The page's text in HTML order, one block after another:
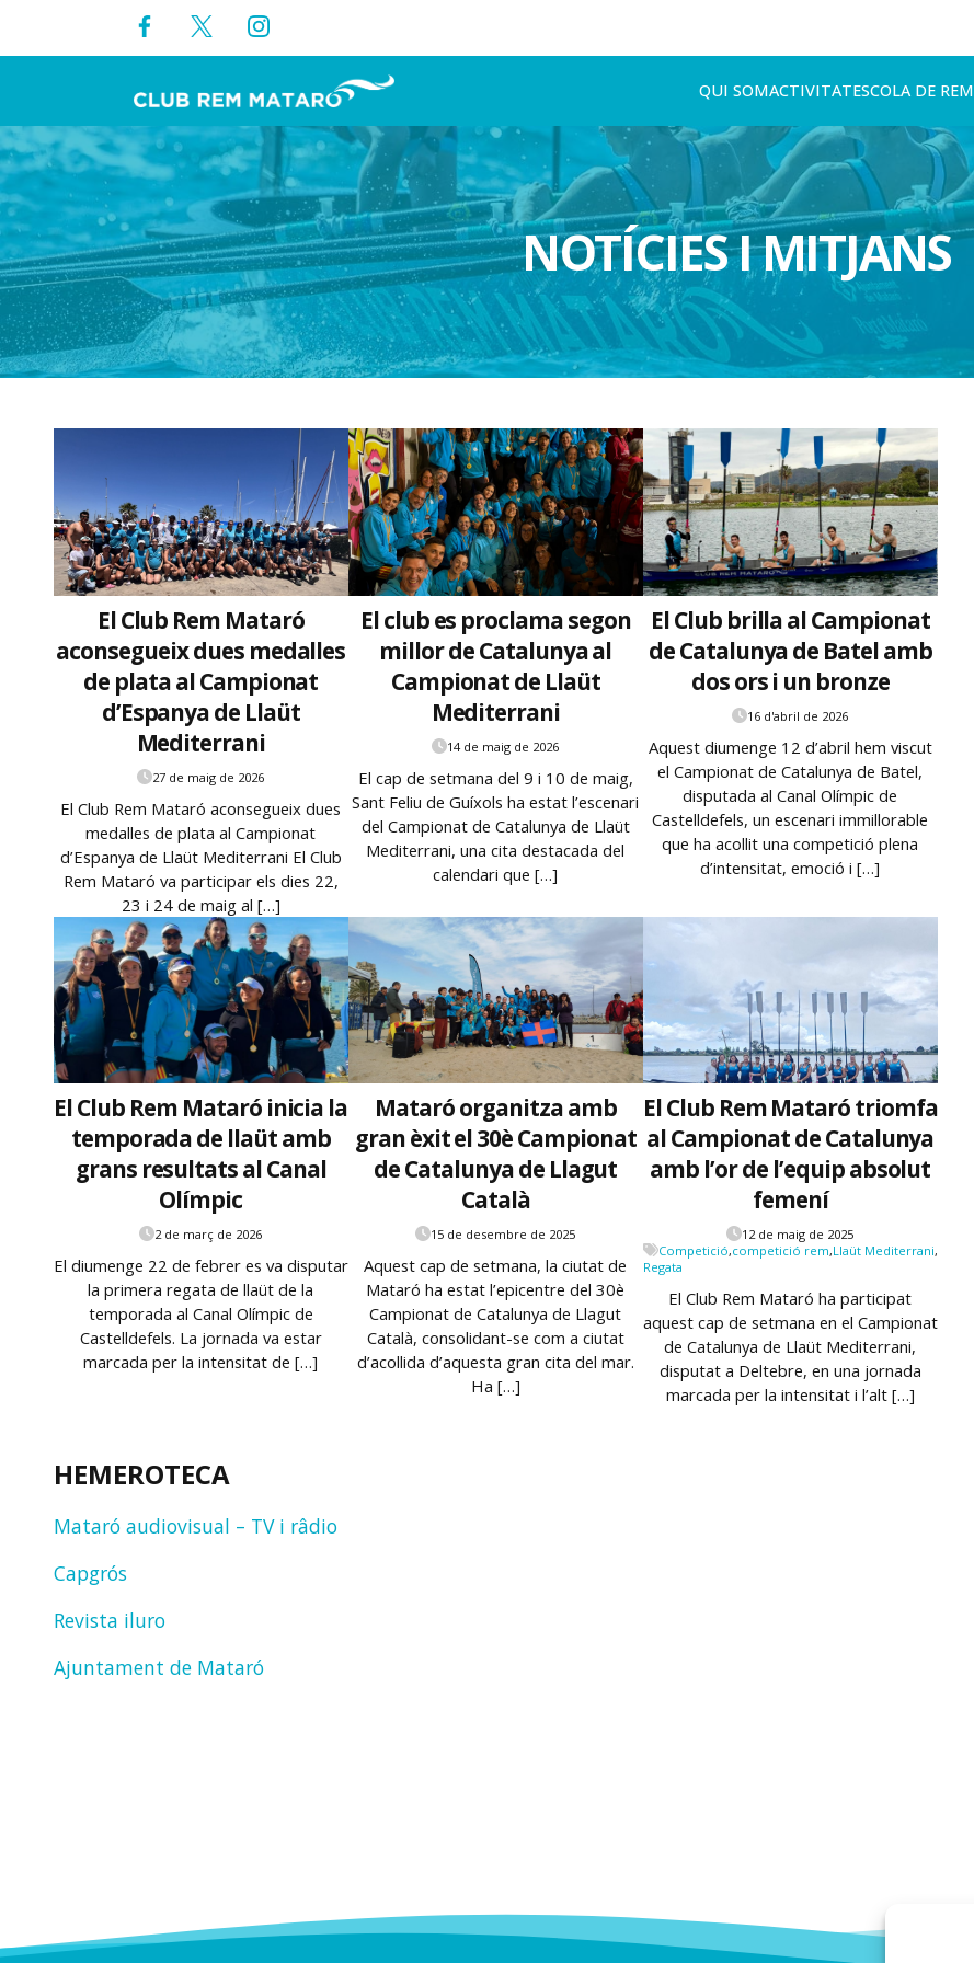
QUI SOMACTIVITATESCOLA DE REM
NOTÍCIES I MITJANS
El Club Rem Mataró
aconsegueix dues medalles
de plata al Campionat
d’Espanya de Llaüt
Mediterrani
27 de maig de 2026
El Club Rem Mataró aconsegueix dues
medalles de plata al Campionat
d’Espanya de Llaüt Mediterrani El Club
Rem Mataró va participar els dies 22,
23 i 24 de maig al […]
El club es proclama segon
millor de Catalunya al
Campionat de Llaüt
Mediterrani
14 de maig de 2026
El cap de setmana del 9 i 10 de maig,
Sant Feliu de Guíxols ha estat l’escenari
del Campionat de Catalunya de Llaüt
Mediterrani, una cita destacada del
calendari que […]
El Club brilla al Campionat
de Catalunya de Batel amb
dos ors i un bronze
16 d'abril de 2026
Aquest diumenge 12 d’abril hem viscut
el Campionat de Catalunya de Batel,
disputada al Canal Olímpic de
Castelldefels, un escenari immillorable
que ha acollit una competició plena
d’intensitat, emoció i […]
El Club Rem Mataró inicia la
temporada de llaüt amb
grans resultats al Canal
Olímpic
2 de març de 2026
El diumenge 22 de febrer es va disputar
la primera regata de llaüt de la
temporada al Canal Olímpic de
Castelldefels. La jornada va estar
marcada per la intensitat de […]
Mataró organitza amb
gran èxit el 30è Campionat
de Catalunya de Llagut
Català
15 de desembre de 2025
Aquest cap de setmana, la ciutat de
Mataró ha estat l’epicentre del 30è
Campionat de Catalunya de Llagut
Català, consolidant-se com a ciutat
d’acollida d’aquesta gran cita del mar.
Ha […]
El Club Rem Mataró triomfa
al Campionat de Catalunya
amb l’or de l’equip absolut
femení
12 de maig de 2025
Competició,competició rem,Llaüt Mediterrani,
Regata
El Club Rem Mataró ha participat
aquest cap de setmana en el Campionat
de Catalunya de Llaüt Mediterrani,
disputat a Deltebre, en una jornada
marcada per la intensitat i l’alt […]
HEMEROTECA
Mataró audiovisual – TV i râdio
Capgrós
Revista iluro
Ajuntament de Mataró